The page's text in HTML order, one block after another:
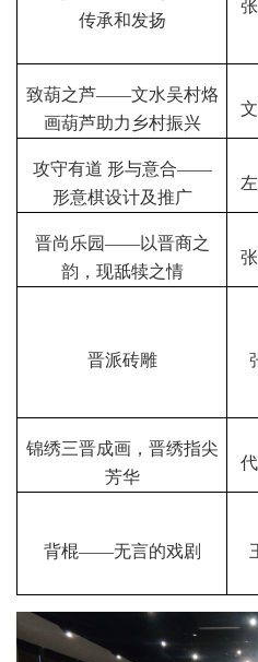
传承和发扬
致葫之芦——文水吴村烙
画葫芦助力乡村振兴
攻守有道 形与意合——
形意棋设计及推广
晋尚乐园——以晋商之
韵，现舐犊之情
晋派砖雕
锦绣三晋成画，晋绣指尖
芳华
背棍——无言的戏剧